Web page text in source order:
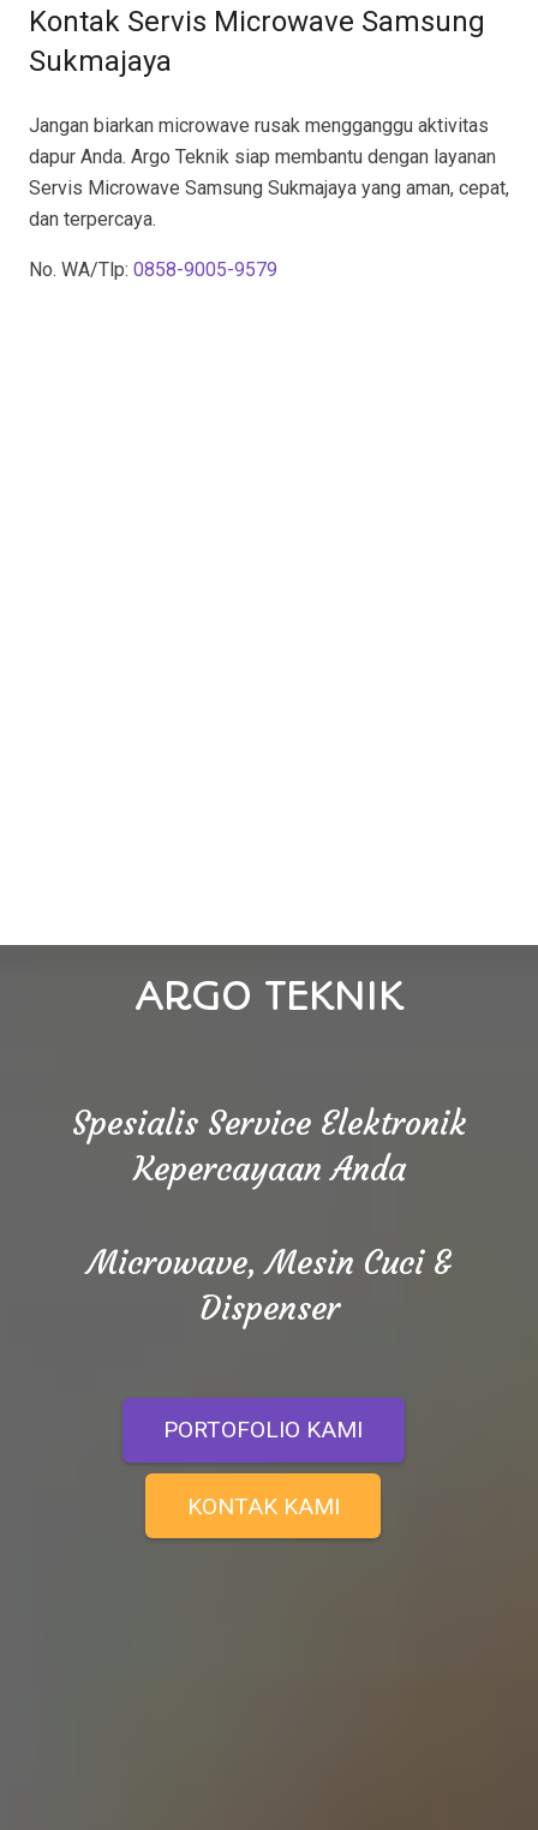
Kontak Servis Microwave Samsung
Sukmajaya
Jangan biarkan microwave rusak mengganggu aktivitas
dapur Anda. Argo Teknik siap membantu dengan layanan
Servis Microwave Samsung Sukmajaya yang aman, cepat,
dan terpercaya.
No. WA/Tlp: 0858-9005-9579
ARGO TEKNIK
Spesialis Service Elektronik
Kepercayaan Anda
Microwave, Mesin Cuci &
Dispenser
PORTOFOLIO KAMI
KONTAK KAMI